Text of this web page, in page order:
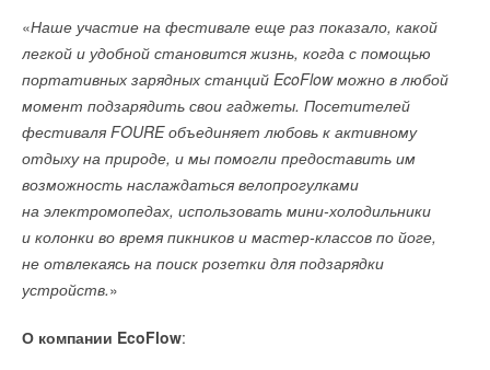
«Наше участие на фестивале еще раз показало, какой
легкой и удобной становится жизнь, когда с помощью
портативных зарядных станций EcoFlow можно в любой
момент подзарядить свои гаджеты. Посетителей
фестиваля FOURE объединяет любовь к активному
отдыху на природе, и мы помогли предоставить им
возможность наслаждаться велопрогулками
на электромопедах, использовать мини-холодильники
и колонки во время пикников и мастер-классов по йоге,
не отвлекаясь на поиск розетки для подзарядки
устройств.»
О компании EcoFlow:
Завод «Современные технологии изоляции» (СТИ)
занимается производством теплоизолированных труб для
теплотрасс ЖКХ, транспортировки нефти и газа.
ЮУрГУ основан в 1943 году как Челябинский механико-
машиностроительный институт, с 1997 года — Южно-
Уральский государственный университет. В соответствии
со стратегией научно-технологического развития РФ
университет сфокусирован на развитии крупных научных
междисциплинарных проектов в области цифровой
индустрии, материаловедения и экологии. В Год науки
«Приоритет-2030». Вуз выполняет функции регионального
ПРЕИМУЩЕСТВА ПОСЕЩЕНИЯ ВЫСТАВКИ:
более 150 ведущих отечественных и зарубежных
производителей и поставщиков из России,
Республики Беларусь, Киргизии, Турции, Ирана,
Китая включая 8 крупных котельных заводов: Aksa,
Ebico, HQTS, Simecs, котельный завод Tansu,
Белэнергомаш-БЗЭМ, Дорогобужкотломаш, Псковский
котельный завод, Энергостройдеталь-Бийский котельный
ГК ТЕХ/Motortech, ГК «АМАКС», МПНУ